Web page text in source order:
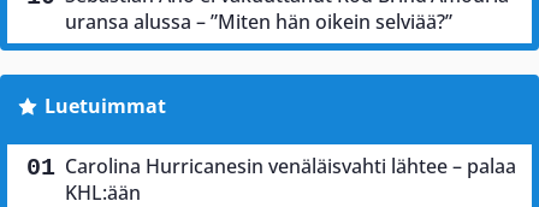
uransa alussa – ”Miten hän oikein selviää?”
Luetuimmat
Carolina Hurricanesin venäläisvahti lähtee – palaa
KHL:ään